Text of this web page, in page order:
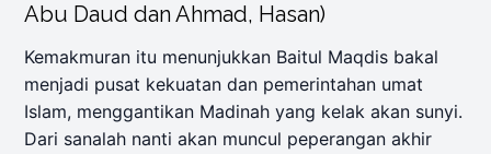
Abu Daud dan Ahmad, Hasan)
Kemakmuran itu menunjukkan Baitul Maqdis bakal
menjadi pusat kekuatan dan pemerintahan umat
Islam, menggantikan Madinah yang kelak akan sunyi.
Dari sanalah nanti akan muncul peperangan akhir